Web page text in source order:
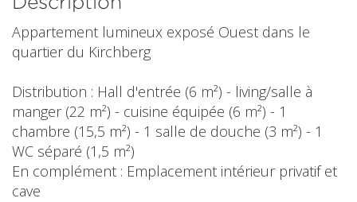
Appartement lumineux exposé Ouest dans le
quartier du Kirchberg
Distribution : Hall d'entrée (6 m²) - living/salle à
manger (22 m²) - cuisine équipée (6 m²) - 1
chambre (15,5 m²) - 1 salle de douche (3 m²) - 1
WC séparé (1,5 m²)
En complément : Emplacement intérieur privatif et
cave